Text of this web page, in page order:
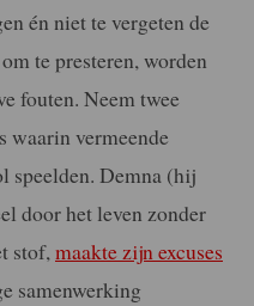
én niet te vergeten de
te presteren, worden
fouten. Neem twee
waarin vermeende
speelden. Demna (hij
door het leven zonder
stof,maakte zijn excuses
samenwerking